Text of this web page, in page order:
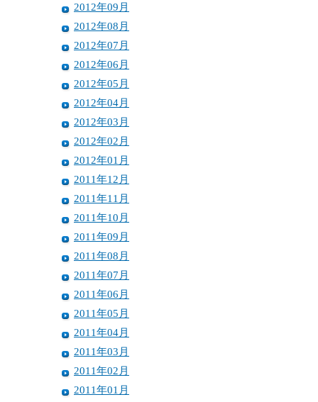
2012年09月
2012年08月
2012年07月
2012年06月
2012年05月
2012年04月
2012年03月
2012年02月
2012年01月
2011年12月
2011年11月
2011年10月
2011年09月
2011年08月
2011年07月
2011年06月
2011年05月
2011年04月
2011年03月
2011年02月
2011年01月